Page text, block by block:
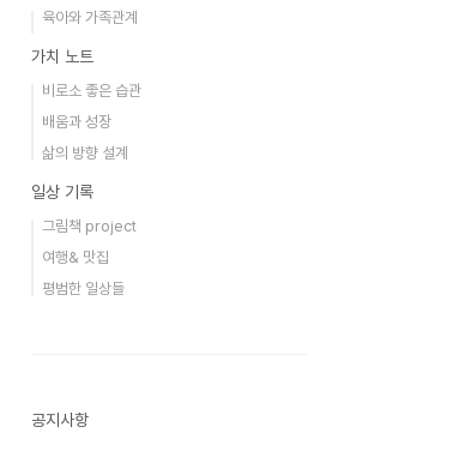
육아와 가족관계
가치 노트
비로소 좋은 습관
배움과 성장
삶의 방향 설계
일상 기록
그림책 project
여행& 맛집
평범한 일상들
공지사항